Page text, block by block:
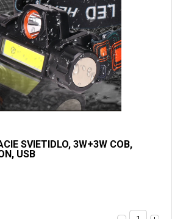
SVIETIDLO, 3W+3W COB,
USB